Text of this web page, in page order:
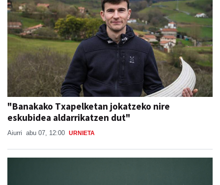
"Banakako Txapelketan jokatzeko nire
eskubidea aldarrikatzen dut"
Aiurri abu 07, 12:00 URNIETA